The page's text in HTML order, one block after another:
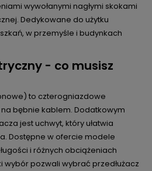
wywołanymi nagłymi skokami
Dedykowane do użytku
w przemyśle i budynkach
- co musisz
to czterogniazdowe
bębnie kablem. Dodatkowym
jest uchwyt, który ułatwia
Dostępne w ofercie modele
i różnych obciążeniach
wybór pozwali wybrać przedłużacz